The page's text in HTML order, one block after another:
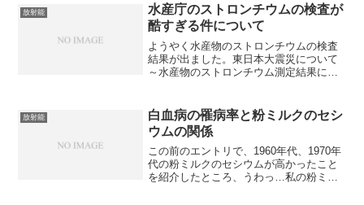
の汚染のピークは半年から１年ほど遅れ
ました。次の図は実測デー...
放射能
水産庁のストロンチウムの検査が
酷すぎる件について
ようやく水産物のストロンチウムの検査
結果が出ました。東日本大震災について
～水産物のストロンチウム測定結果につ
限値：0.04）8.54.9イカナゴ（コウナゴ）
4月8...
放射能
白血病の罹病率と粉ミルクのセシ
ウムの関係
この前のエントリで、1960年代、1970年
代の粉ミルクのセシウムが高かったこと
を紹介したところ、うわっ…私の粉ミル